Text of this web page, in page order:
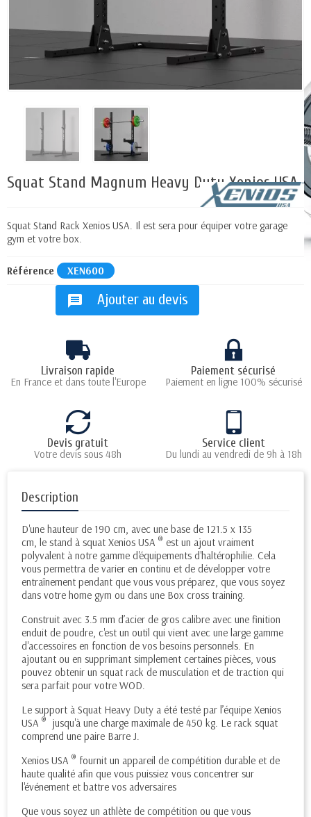
Squat Stand Magnum Heavy Duty Xenios USA
Squat Stand Rack Xenios USA. Il est sera pour équiper votre garage
gym et votre box.
Référence XEN600
message Ajouter au devis
Livraison rapide
En France et dans toute l'Europe
Paiement sécurisé
Paiement en ligne 100% sécurisé
Devis gratuit
Votre devis sous 48h
Service client
Du lundi au vendredi de 9h à 18h
Description
D'une hauteur de 190 cm, avec une base de 121.5 x 135
cm, le stand à squat Xenios USA ® est un ajout vraiment
polyvalent à notre gamme d'équipements d'haltérophilie. Cela
vous permettra de varier en continu et de développer votre
entraînement pendant que vous vous préparez, que vous soyez
dans votre home gym ou dans une Box cross training.
Construit avec 3.5 mm d’acier de gros calibre avec une finition
enduit de poudre, c'est un outil qui vient avec une large gamme
d'accessoires en fonction de vos besoins personnels. En
ajoutant ou en supprimant simplement certaines pièces, vous
pouvez obtenir un squat rack de musculation et de traction qui
sera parfait pour votre WOD.
Le support à Squat Heavy Duty a été testé par l’équipe Xenios
USA ®
jusqu'à une charge maximale de 450 kg. Le rack squat
comprend une paire Barre J.
Xenios USA ® fournit un appareil de compétition durable et de
haute qualité afin que vous puissiez vous concentrer sur
l'événement et battre vos adversaires
Que vous soyez un athlète de compétition ou que vous